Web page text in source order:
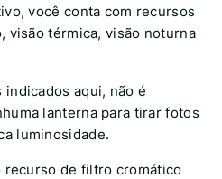
você conta com recursos
visão térmica, visão noturna
aqui, não é
lanterna para tirar fotos
luminosidade.
recurso de filtro cromático